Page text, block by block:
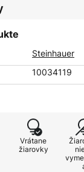
Steinhauer
10034119
Vrátane
žiarovky